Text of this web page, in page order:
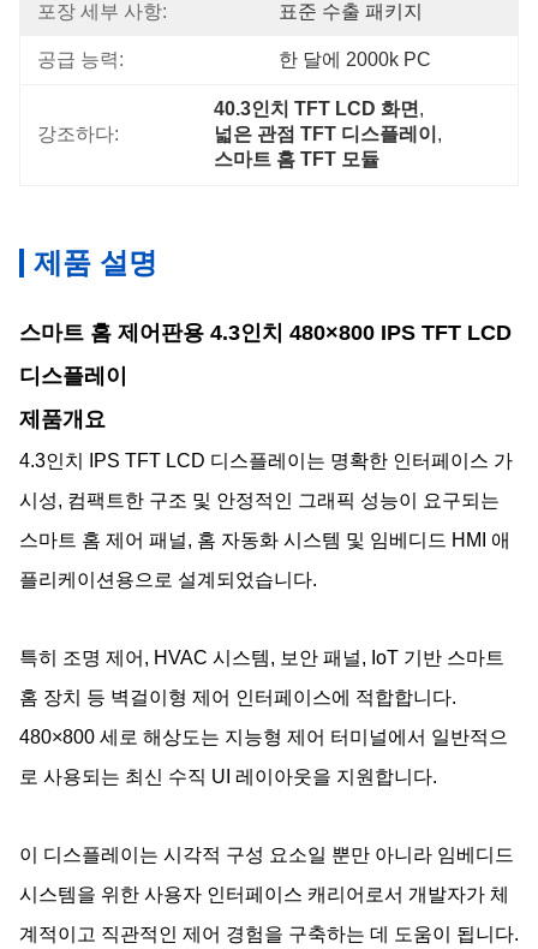
포장 세부 사항: 표준 수출 패키지
공급 능력: 한 달에 2000k PC
강조하다:
40.3인치 TFT LCD 화면 ,
넓은 관점 TFT 디스플레이 ,
스마트 홈 TFT 모듈
제품 설명
스마트 홈 제어판용 4.3인치 480×800 IPS TFT LCD
디스플레이
제품개요
4.3인치 IPS TFT LCD 디스플레이는 명확한 인터페이스 가
시성, 컴팩트한 구조 및 안정적인 그래픽 성능이 요구되는
스마트 홈 제어 패널, 홈 자동화 시스템 및 임베디드 HMI 애
플리케이션용으로 설계되었습니다.
특히 조명 제어, HVAC 시스템, 보안 패널, IoT 기반 스마트
홈 장치 등 벽걸이형 제어 인터페이스에 적합합니다.
480×800 세로 해상도는 지능형 제어 터미널에서 일반적으
로 사용되는 최신 수직 UI 레이아웃을 지원합니다.
이 디스플레이는 시각적 구성 요소일 뿐만 아니라 임베디드
시스템을 위한 사용자 인터페이스 캐리어로서 개발자가 체
계적이고 직관적인 제어 경험을 구축하는 데 도움이 됩니다.